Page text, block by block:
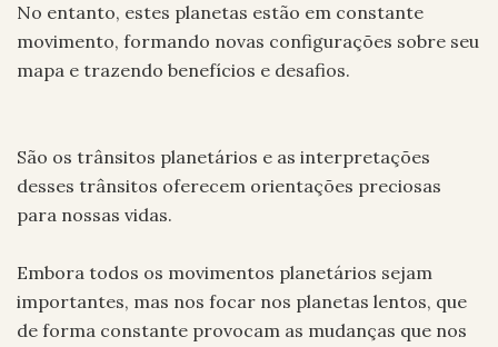
No entanto, estes planetas estão em constante
movimento, formando novas configurações sobre seu
mapa e trazendo benefícios e desafios.
São os trânsitos planetários e as interpretações
desses trânsitos oferecem orientações preciosas
para nossas vidas.
Embora todos os movimentos planetários sejam
importantes, mas nos focar nos planetas lentos, que
de forma constante provocam as mudanças que nos